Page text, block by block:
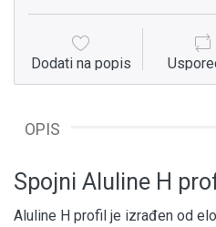
Dodati na popis
OPIS
Spojni Aluline H
Aluline H profil je izrađen od